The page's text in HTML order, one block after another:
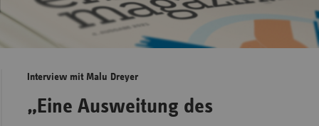
Interview mit Malu Dreyer
„Eine Ausweitung des